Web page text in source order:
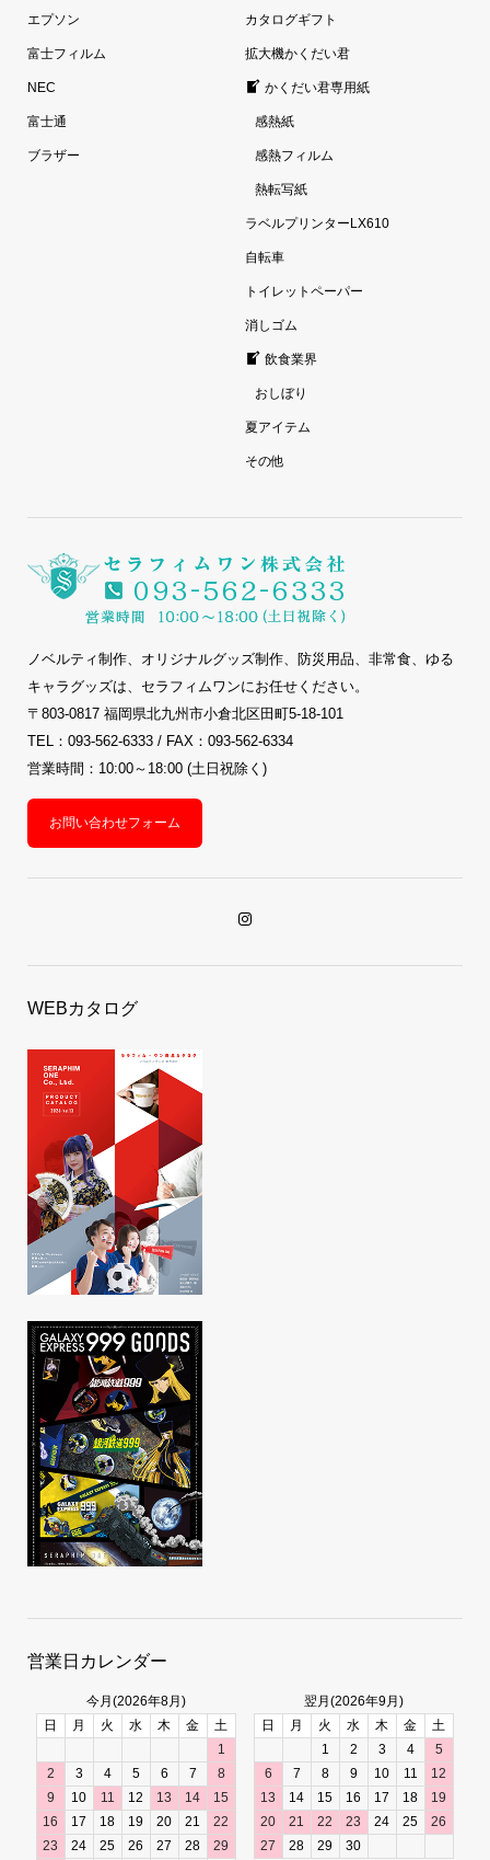
エプソン
富士フィルム
NEC
富士通
ブラザー
カタログギフト
拡大機かくだい君
かくだい君専用紙
感熱紙
感熱フィルム
熱転写紙
ラベルプリンターLX610
自転車
トイレットペーパー
消しゴム
飲食業界
おしぼり
夏アイテム
その他
ノベルティ制作、オリジナルグッズ制作、防災用品、非常食、ゆる
キャラグッズは、セラフィムワンにお任せください。
〒803-0817 福岡県北九州市小倉北区田町5-18-101
TEL：093-562-6333 / FAX：093-562-6334
営業時間：10:00～18:00 (土日祝除く)
お問い合わせフォーム
WEBカタログ
営業日カレンダー
今月(2026年8月)
日
月 火 水 木 金
土
1
2
3 4 5 6 7
8
9
10 11 12 13 14
15
16
17 18 19 20 21
22
23
24 25 26 27 28
29
翌月(2026年9月)
日
月 火 水 木 金
土
1
2 3 4
5
6
7 8 9 10 11
12
13
14 15 16 17 18
19
20
21 22 23 24 25
26
27
28 29 30